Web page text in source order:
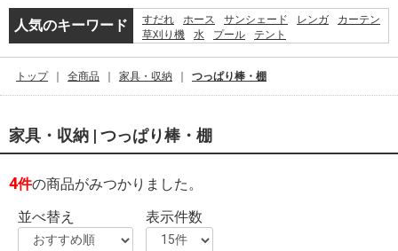
人気のキーワード すだれ ホース サンシェード レンガ
カーテン
草刈り機
水 プール
テント
クーラーボックス
扇風機
物置
トップ 全商品 家具・収納 つっぱり棒・棚
家具・収納 | つっぱり棒・棚
4件の商品がみつかりました。
並べ替え
表示件数